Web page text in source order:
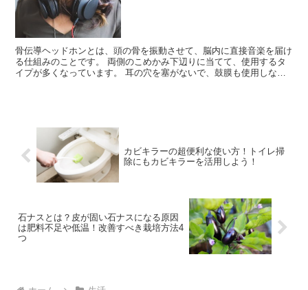
骨伝導ヘッドホンとは、頭の骨を振動させて、脳内に直接音楽を届け
る仕組みのことです。 両側のこめかみ下辺りに当てて、使用するタ
イプが多くなっています。 耳の穴を塞がないで、鼓膜も使用しない
カビキラーの超便利な使い方！トイレ掃
除にもカビキラーを活用しよう！
石ナスとは？皮が固い石ナスになる原因
は肥料不足や低温！改善すべき栽培方法4
つ